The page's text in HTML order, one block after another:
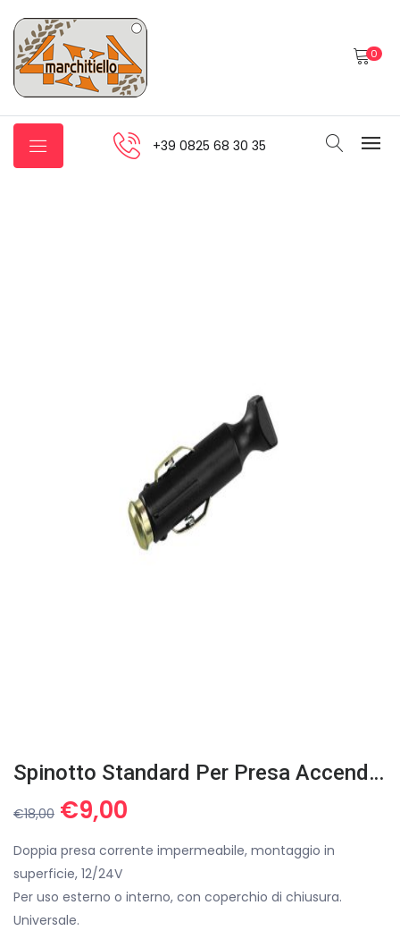
0
+39 0825 68 30 35
Spinotto Standard Per Presa Accendisigari 12/24V
€18,00 Il
prezzo
originale
era:
€18,00.
€9,00
attuale
€9,00.
Doppia presa corrente impermeabile, montaggio in
superficie, 12/24V
Per uso esterno o interno, con coperchio di chiusura.
Universale.